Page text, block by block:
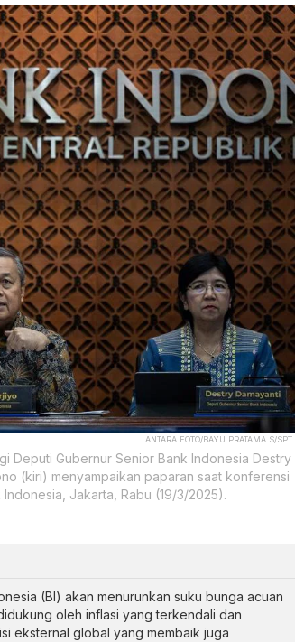
ANTARA FOTO/BAYU PRATAMA S/SPT.
Deputi Gubernur Senior Bank Indonesia Destry
(kiri) menyampaikan paparan saat konferensi
Jakarta, Rabu (19/3/2025).
(BI) akan menurunkan suku bunga acuan
oleh inflasi yang terkendali dan
eksternal global yang membaik juga